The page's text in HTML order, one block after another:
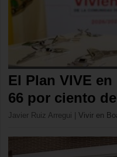
El Plan VIVE
66 por ciento
Javier Ruiz Arregui Vivir en